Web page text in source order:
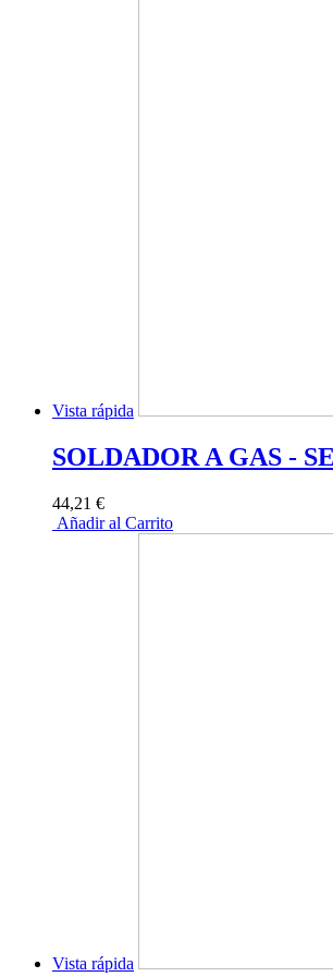
Vista rápida
SOLDADOR A GAS -
44,21 €
Añadir al Carrito
Vista rápida